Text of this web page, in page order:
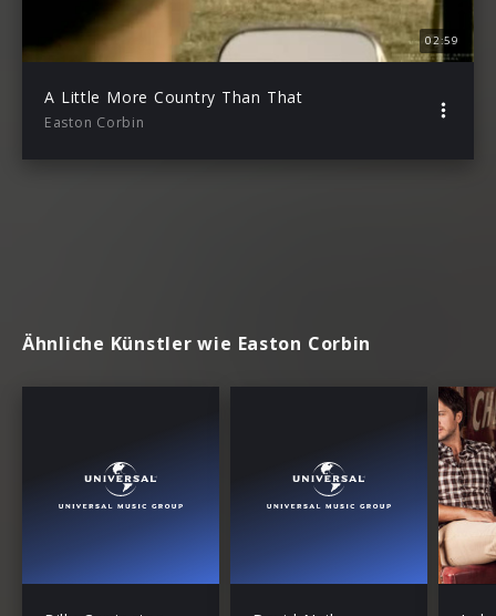
02:59
A Little More Country Than That
Easton Corbin
Ähnliche Künstler wie Easton Corbin